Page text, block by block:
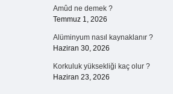
Amûd ne demek ?
Temmuz 1, 2026
Alüminyum nasıl kaynaklanır ?
Haziran 30, 2026
Korkuluk yüksekliği kaç olur ?
Haziran 23, 2026